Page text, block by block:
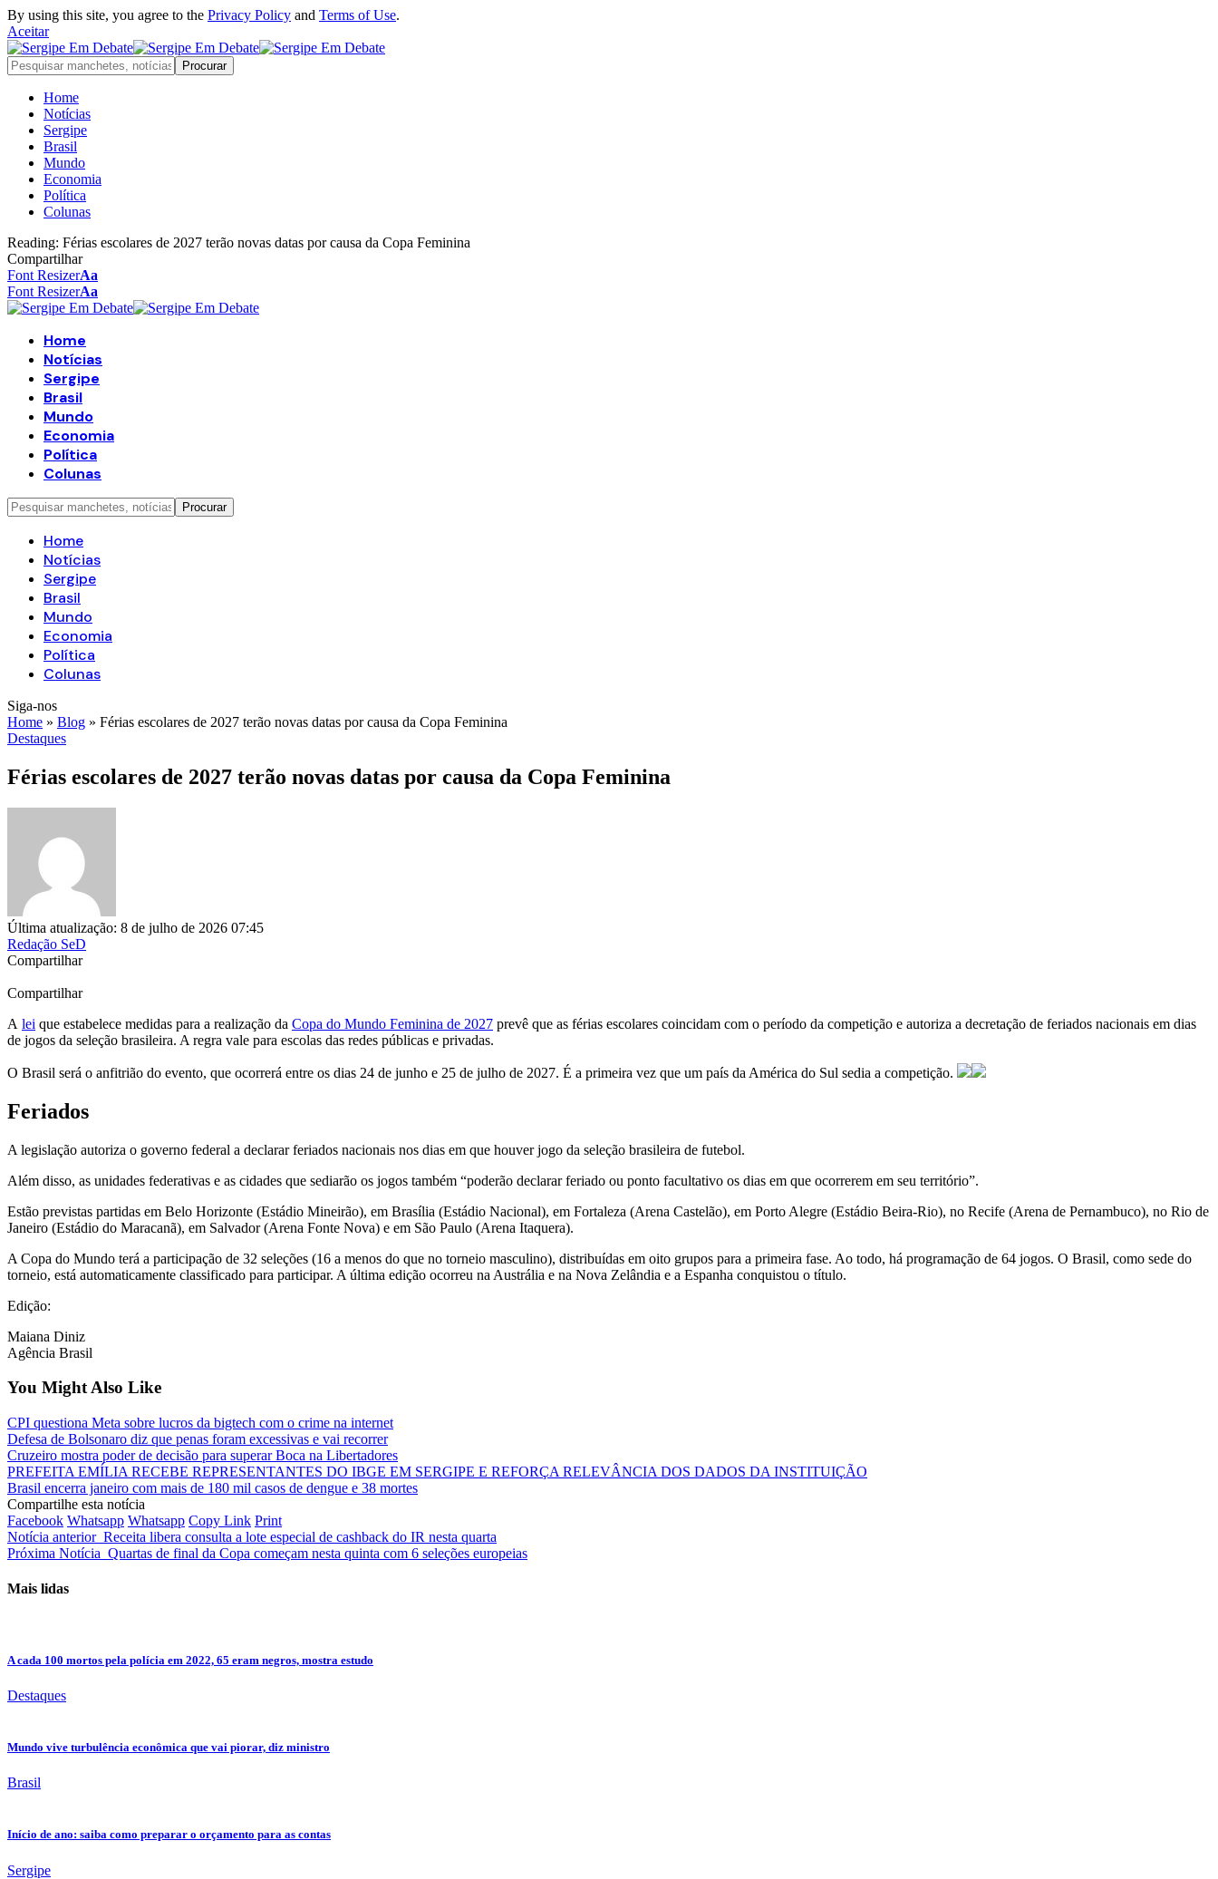
By using this site, you agree to the Privacy Policy and Terms of Use.
Aceitar
Home
Notícias
Sergipe
Brasil
Mundo
Economia
Política
Colunas
Reading: Férias escolares de 2027 terão novas datas por causa da Copa Feminina
Compartilhar
Font ResizerAa
Font ResizerAa
Home
Notícias
Sergipe
Brasil
Mundo
Economia
Política
Colunas
Home
Notícias
Sergipe
Brasil
Mundo
Economia
Política
Colunas
Siga-nos
Home » Blog » Férias escolares de 2027 terão novas datas por causa da Copa Feminina
Destaques
Férias escolares de 2027 terão novas datas por causa da Copa Feminina
Última atualização: 8 de julho de 2026 07:45
Redação SeD
Compartilhar
Compartilhar
A lei que estabelece medidas para a realização da Copa do Mundo Feminina de 2027 prevê que as férias escolares coincidam com o período da competição e autoriza a decretação de feriados nacionais em dias
de jogos da seleção brasileira. A regra vale para escolas das redes públicas e privadas.
O Brasil será o anfitrião do evento, que ocorrerá entre os dias 24 de junho e 25 de julho de 2027. É a primeira vez que um país da América do Sul sedia a competição.
Feriados
A legislação autoriza o governo federal a declarar feriados nacionais nos dias em que houver jogo da seleção brasileira de futebol.
Além disso, as unidades federativas e as cidades que sediarão os jogos também “poderão declarar feriado ou ponto facultativo os dias em que ocorrerem em seu território”.
Estão previstas partidas em Belo Horizonte (Estádio Mineirão), em Brasília (Estádio Nacional), em Fortaleza (Arena Castelão), em Porto Alegre (Estádio Beira-Rio), no Recife (Arena de Pernambuco), no Rio de
Janeiro (Estádio do Maracanã), em Salvador (Arena Fonte Nova) e em São Paulo (Arena Itaquera).
A Copa do Mundo terá a participação de 32 seleções (16 a menos do que no torneio masculino), distribuídas em oito grupos para a primeira fase. Ao todo, há programação de 64 jogos. O Brasil, como sede do
torneio, está automaticamente classificado para participar. A última edição ocorreu na Austrália e na Nova Zelândia e a Espanha conquistou o título.
Edição:
Maiana Diniz
Agência Brasil
You Might Also Like
CPI questiona Meta sobre lucros da bigtech com o crime na internet
Defesa de Bolsonaro diz que penas foram excessivas e vai recorrer
Cruzeiro mostra poder de decisão para superar Boca na Libertadores
PREFEITA EMÍLIA RECEBE REPRESENTANTES DO IBGE EM SERGIPE E REFORÇA RELEVÂNCIA DOS DADOS DA INSTITUIÇÃO
Brasil encerra janeiro com mais de 180 mil casos de dengue e 38 mortes
Compartilhe esta notícia
Facebook Whatsapp Whatsapp Copy Link Print
Notícia anterior Receita libera consulta a lote especial de cashback do IR nesta quarta
Próxima Notícia Quartas de final da Copa começam nesta quinta com 6 seleções europeias
Mais lidas
A cada 100 mortos pela polícia em 2022, 65 eram negros, mostra estudo
Destaques
Mundo vive turbulência econômica que vai piorar, diz ministro
Brasil
Início de ano: saiba como preparar o orçamento para as contas
Sergipe